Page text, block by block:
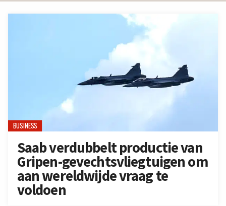
BUSINESS
Saab verdubbelt productie van
Gripen-gevechtsvliegtuigen om
aan wereldwijde vraag te
voldoen